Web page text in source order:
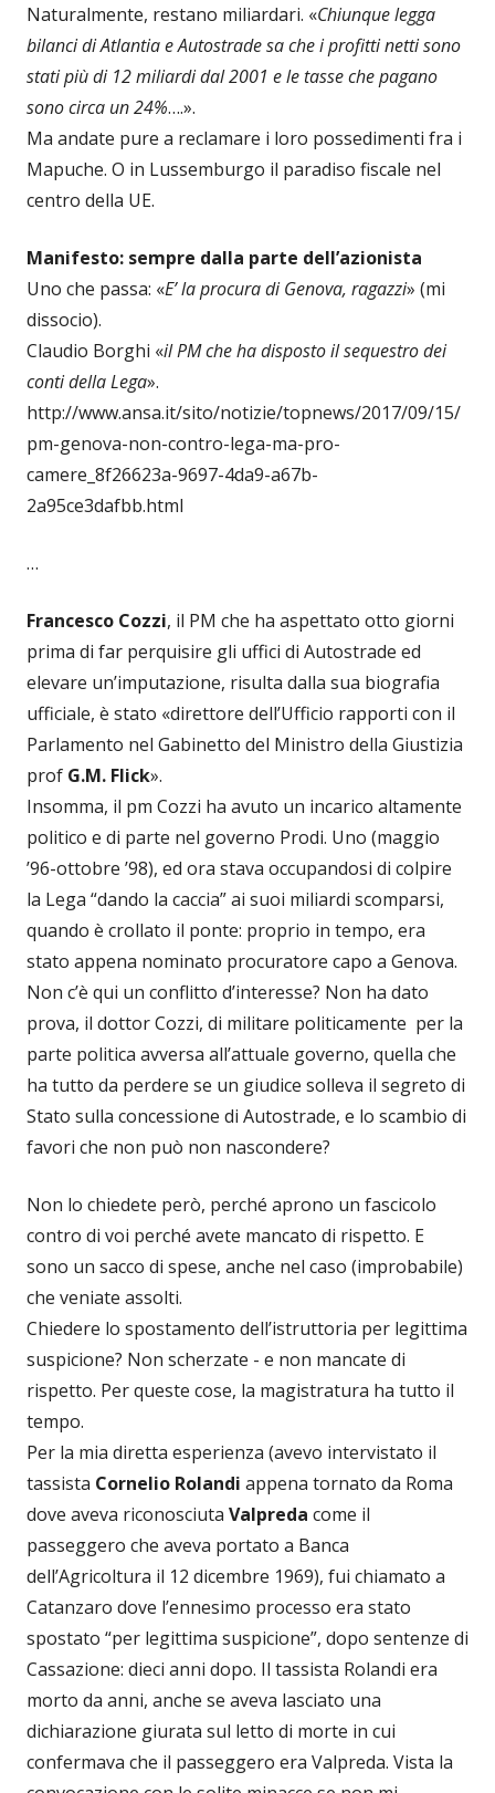
Naturalmente, restano miliardari. «Chiunque legga
bilanci di Atlantia e Autostrade sa che i profitti netti sono
stati più di 12 miliardi dal 2001 e le tasse che pagano
sono circa un 24%….».
Ma andate pure a reclamare i loro possedimenti fra i
Mapuche. O in Lussemburgo il paradiso fiscale nel
centro della UE.
Manifesto: sempre dalla parte dell’azionista
Uno che passa: «E’ la procura di Genova, ragazzi» (mi
dissocio).
Claudio Borghi «il PM che ha disposto il sequestro dei
conti della Lega».
http://www.ansa.it/sito/notizie/topnews/2017/09/15/
pm-genova-non-contro-lega-ma-pro-
camere_8f26623a-9697-4da9-a67b-
2a95ce3dafbb.html
…
Francesco Cozzi, il PM che ha aspettato otto giorni
prima di far perquisire gli uffici di Autostrade ed
elevare un’imputazione, risulta dalla sua biografia
ufficiale, è stato «direttore dell’Ufficio rapporti con il
Parlamento nel Gabinetto del Ministro della Giustizia
prof G.M. Flick».
Insomma, il pm Cozzi ha avuto un incarico altamente
politico e di parte nel governo Prodi. Uno (maggio
’96-ottobre ’98), ed ora stava occupandosi di colpire
la Lega “dando la caccia” ai suoi miliardi scomparsi,
quando è crollato il ponte: proprio in tempo, era
stato appena nominato procuratore capo a Genova.
Non c’è qui un conflitto d’interesse? Non ha dato
prova, il dottor Cozzi, di militare politicamente per la
parte politica avversa all’attuale governo, quella che
ha tutto da perdere se un giudice solleva il segreto di
Stato sulla concessione di Autostrade, e lo scambio di
favori che non può non nascondere?
Non lo chiedete però, perché aprono un fascicolo
contro di voi perché avete mancato di rispetto. E
sono un sacco di spese, anche nel caso (improbabile)
che veniate assolti.
Chiedere lo spostamento dell’istruttoria per legittima
suspicione? Non scherzate - e non mancate di
rispetto. Per queste cose, la magistratura ha tutto il
tempo.
Per la mia diretta esperienza (avevo intervistato il
tassista Cornelio Rolandi appena tornato da Roma
dove aveva riconosciuta Valpreda come il
passeggero che aveva portato a Banca
dell’Agricoltura il 12 dicembre 1969), fui chiamato a
Catanzaro dove l’ennesimo processo era stato
spostato “per legittima suspicione”, dopo sentenze di
Cassazione: dieci anni dopo. Il tassista Rolandi era
morto da anni, anche se aveva lasciato una
dichiarazione giurata sul letto di morte in cui
confermava che il passeggero era Valpreda. Vista la